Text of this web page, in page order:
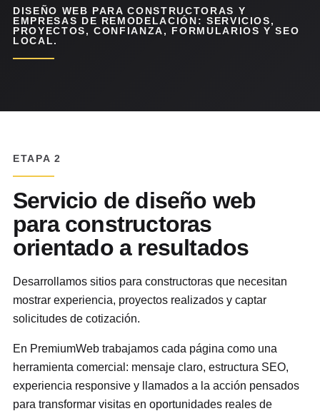
DISEÑO WEB PARA CONSTRUCTORAS Y
EMPRESAS DE REMODELACIÓN: SERVICIOS,
PROYECTOS, CONFIANZA, FORMULARIOS Y SEO
LOCAL.
ETAPA 2
Servicio de diseño web
para constructoras
orientado a resultados
Desarrollamos sitios para constructoras que necesitan
mostrar experiencia, proyectos realizados y captar
solicitudes de cotización.
En PremiumWeb trabajamos cada página como una
herramienta comercial: mensaje claro, estructura SEO,
experiencia responsive y llamados a la acción pensados
para transformar visitas en oportunidades reales de